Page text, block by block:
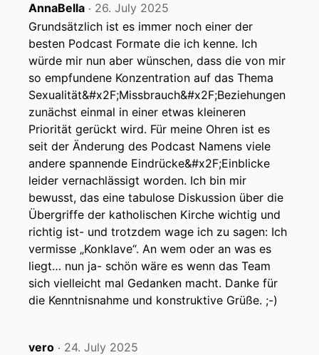
AnnaBella ‧ 26. July 2025
Grundsätzlich ist es immer noch einer der
besten Podcast Formate die ich kenne. Ich
würde mir nun aber wünschen, dass die von mir
so empfundene Konzentration auf das Thema
Sexualität&#x2F;Missbrauch&#x2F;Beziehungen
zunächst einmal in einer etwas kleineren
Priorität gerückt wird. Für meine Ohren ist es
seit der Änderung des Podcast Namens viele
andere spannende Eindrücke&#x2F;Einblicke
leider vernachlässigt worden. Ich bin mir
bewusst, das eine tabulose Diskussion über die
Übergriffe der katholischen Kirche wichtig und
richtig ist- und trotzdem wage ich zu sagen: Ich
vermisse „Konklave“. An wem oder an was es
liegt… nun ja- schön wäre es wenn das Team
sich vielleicht mal Gedanken macht. Danke für
die Kenntnisnahme und konstruktive Grüße. ;-)
vero ‧ 24. July 2025